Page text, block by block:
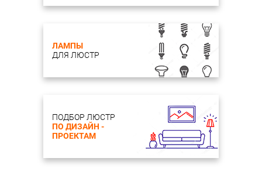
ЛАМПЫ
ДЛЯ ЛЮСТР
ПОДБОР ЛЮСТР
ПО ДИЗАЙН -
ПРОЕКТАМ